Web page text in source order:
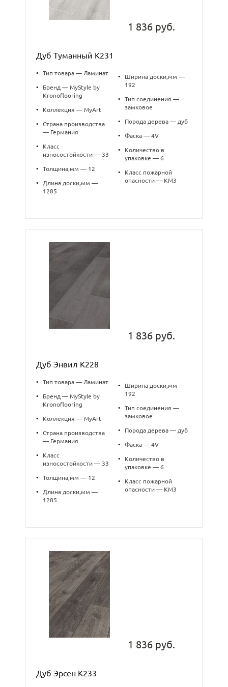
1 836 руб.
Дуб Туманный K231
• Тип товара — Ламинат
•
Бренд — MyStyle by
Kronoflooring
• Коллекция — MyArt
•
Страна производства
— Германия
•
Класс
износостойкости — 33
• Толщина,мм — 12
•
Длина доски,мм —
1285
•
Ширина доски,мм —
192
•
Тип соединения —
замковое
• Порода дерева — дуб
• Фаска — 4V
•
Количество в
упаковке — 6
•
Класс пожарной
опасности — КМ3
1 836 руб.
Дуб Энвил K228
• Тип товара — Ламинат
•
Бренд — MyStyle by
Kronoflooring
• Коллекция — MyArt
•
Страна производства
— Германия
•
Класс
износостойкости — 33
• Толщина,мм — 12
•
Длина доски,мм —
1285
•
Ширина доски,мм —
192
•
Тип соединения —
замковое
• Порода дерева — дуб
• Фаска — 4V
•
Количество в
упаковке — 6
•
Класс пожарной
опасности — КМ3
1 836 руб.
Дуб Эрсен K233